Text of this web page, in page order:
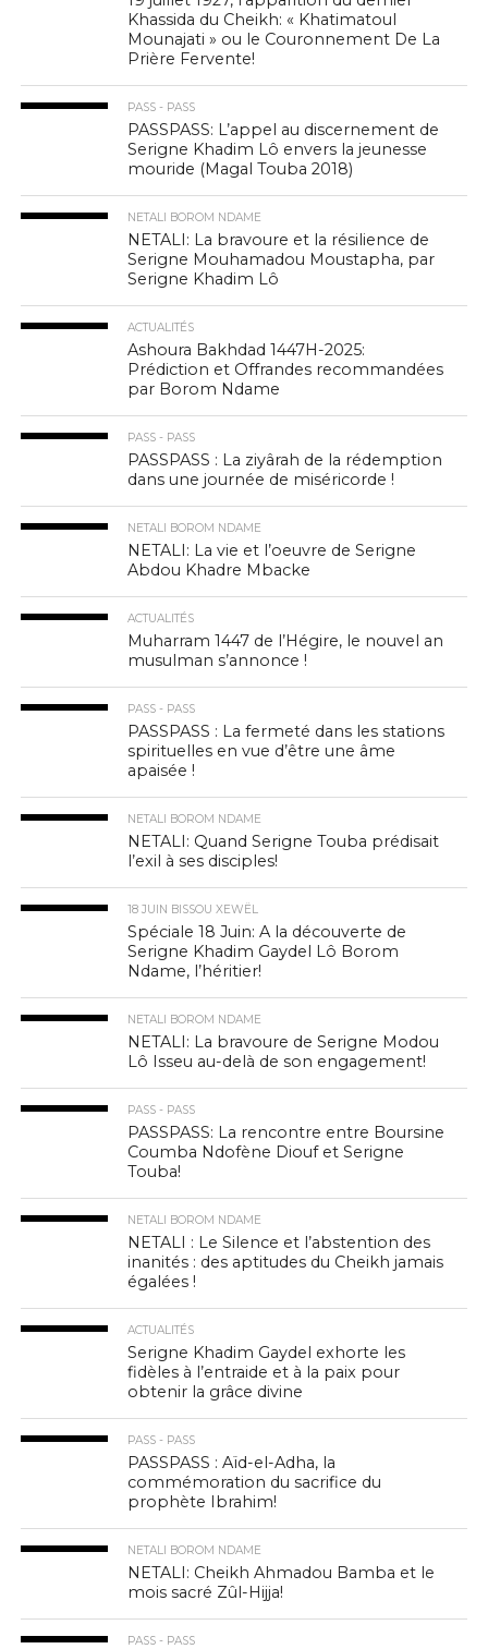
Khassida du Cheikh: « Khatimatoul
Mounajati » ou le Couronnement De La
Prière Fervente!
PASS - PASS
PASSPASS: L’appel au discernement de
Serigne Khadim Lô envers la jeunesse
mouride (Magal Touba 2018)
NETALI BOROM NDAME
NETALI: La bravoure et la résilience de
Serigne Mouhamadou Moustapha, par
Serigne Khadim Lô
ACTUALITÉS
Ashoura Bakhdad 1447H-2025:
Prédiction et Offrandes recommandées
par Borom Ndame
PASS - PASS
PASSPASS : La ziyârah de la rédemption
dans une journée de miséricorde !
NETALI BOROM NDAME
NETALI: La vie et l’oeuvre de Serigne
Abdou Khadre Mbacke
ACTUALITÉS
Muharram 1447 de l’Hégire, le nouvel an
musulman s’annonce !
PASS - PASS
PASSPASS : La fermeté dans les stations
spirituelles en vue d’être une âme
apaisée !
NETALI BOROM NDAME
NETALI: Quand Serigne Touba prédisait
l’exil à ses disciples!
18 JUIN BISSOU XEWËL
Spéciale 18 Juin: A la découverte de
Serigne Khadim Gaydel Lô Borom
Ndame, l’héritier!
NETALI BOROM NDAME
NETALI: La bravoure de Serigne Modou
Lô Isseu au-delà de son engagement!
PASS - PASS
PASSPASS: La rencontre entre Boursine
Coumba Ndofène Diouf et Serigne
Touba!
NETALI BOROM NDAME
NETALI : Le Silence et l’abstention des
inanités : des aptitudes du Cheikh jamais
égalées !
ACTUALITÉS
Serigne Khadim Gaydel exhorte les
fidèles à l’entraide et à la paix pour
obtenir la grâce divine
PASS - PASS
PASSPASS : Aïd-el-Adha, la
commémoration du sacrifice du
prophète Ibrahim!
NETALI BOROM NDAME
NETALI: Cheikh Ahmadou Bamba et le
mois sacré Zûl-Hijja!
PASS - PASS